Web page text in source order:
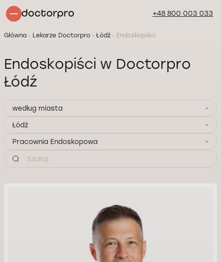
+48 800 003 033
Główna Lekarze Doctorpro Łódź Endoskopiści
Endoskopiści w Doctorpro
Łódź
według miasta
Łódź
Pracownia Endoskopowa